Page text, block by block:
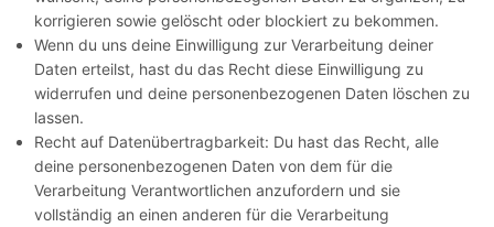
korrigieren sowie gelöscht oder blockiert zu bekommen.
Wenn du uns deine Einwilligung zur Verarbeitung deiner
Daten erteilst, hast du das Recht diese Einwilligung zu
widerrufen und deine personenbezogenen Daten löschen zu
lassen.
Recht auf Datenübertragbarkeit: Du hast das Recht, alle
deine personenbezogenen Daten von dem für die
Verarbeitung Verantwortlichen anzufordern und sie
vollständig an einen anderen für die Verarbeitung